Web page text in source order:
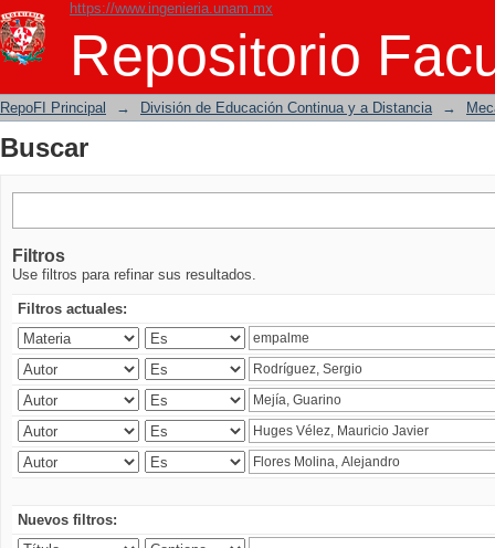
https://www.ingenieria.unam.mx
Repositorio
Buscar
RepoFI Principal → División de Educación Continua y a Distancia →
Buscar
Filtros
Use filtros para refinar sus resultados.
Filtros actuales:
Nuevos filtros: